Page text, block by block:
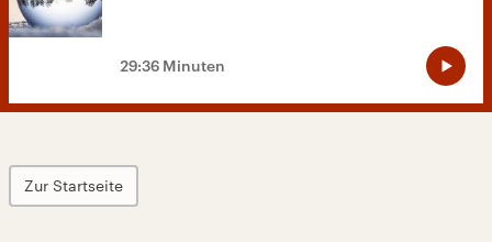
29:36 Minuten
Zur Startseite